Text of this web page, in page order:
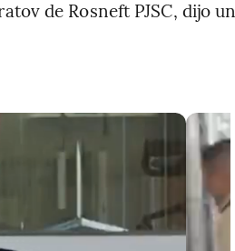
de Rosneft PJSC, dijo un